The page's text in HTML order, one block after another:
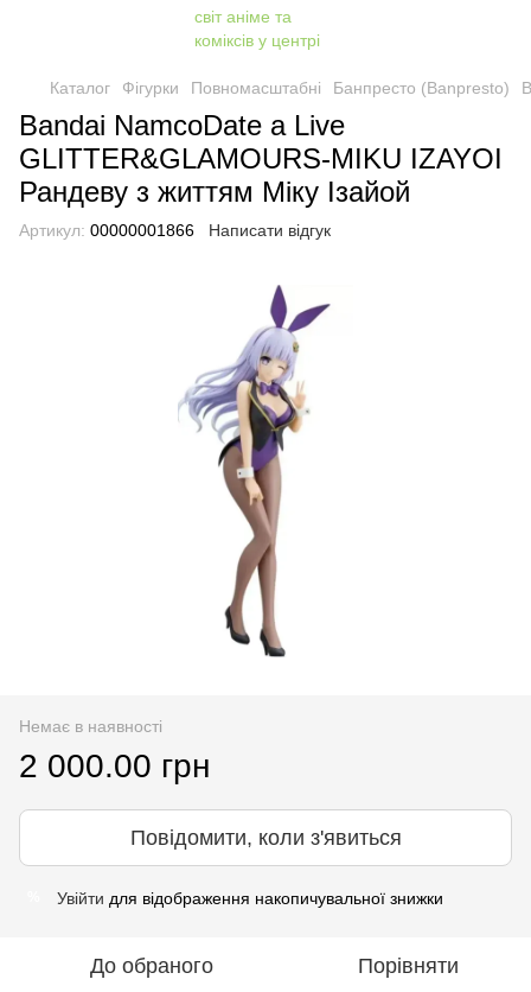
Каталог Фігурки Повномасштабні Банпресто (Banpresto)
Bandai NamcoDate a Live
GLITTER&GLAMOURS-MIKU IZAYOI
Рандеву з життям Міку Ізайой
Артикул: 00000001866 Написати відгук
Немає в наявності
2 000.00 грн
Повідомити, коли з'явиться
Увійти для відображення накопичувальної знижки
До обраного Порівняти